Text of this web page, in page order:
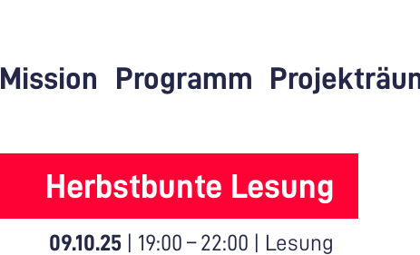
Mission Programm
Herbstbunte Lesung
09.10.25| 19:00 – 22:00 Lesung